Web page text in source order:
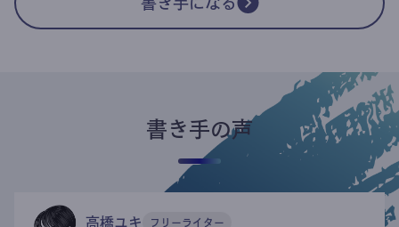
書き手の声
高橋ユキ フリーライター